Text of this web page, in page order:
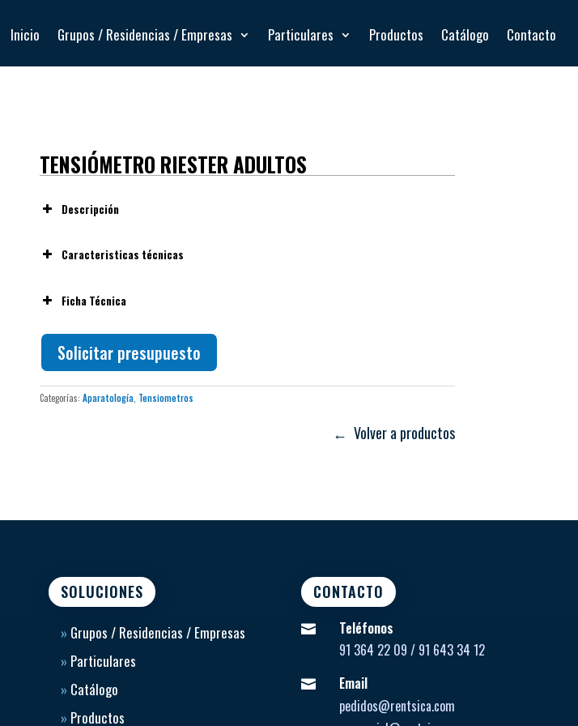
Inicio Grupos / Residencias / Empresas Particulares Productos Catálogo Contacto
TENSIÓMETRO RIESTER ADULTOS
Descripción
Caracteristicas técnicas
precisa
Acabado:Pulido para facilitar la desinfección
Tolerancia de error:±3 mmHg
Protección interna:Microfiltro para la válvula de purga y el sistema de
medición
Libre de látex, fabricado en una sola pieza
Ficha Técnica
Ver ficha técnica
Solicitar presupuesto
Categorías: Aparatología, Tensiometros
← Volver a productos
SOLUCIONES
» Grupos / Residencias / Empresas
» Particulares
» Catálogo
» Productos
CONTACTO

Teléfonos
91 364 22 09 / 91 643 34 12

Email
pedidos@rentsica.com